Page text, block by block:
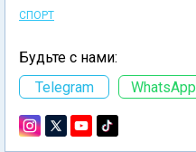
СПОРТ
Будьте с нами:
Telegram
WhatsApp